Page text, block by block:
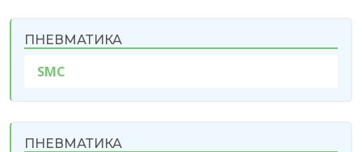
ПНЕВМАТИКА
SMC
ПНЕВМАТИКА